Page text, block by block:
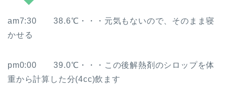
am7:30 38.6℃・・・元気もないので、そのまま寝
かせる
pm0:00 39.0℃・・・この後解熱剤のシロップを体
重から計算した分(4cc)飲ます